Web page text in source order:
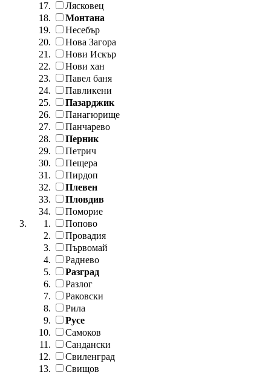
Лясковец
Монтана
Несебър
Нова Загора
Нови Искър
Нови хан
Павел баня
Павликени
Пазарджик
Панагюрище
Панчарево
Перник
Петрич
Пещера
Пирдоп
Плевен
Пловдив
Поморие
Попово
Провадия
Първомай
Раднево
Разград
Разлог
Раковски
Рила
Русе
Самоков
Сандански
Свиленград
Свищов